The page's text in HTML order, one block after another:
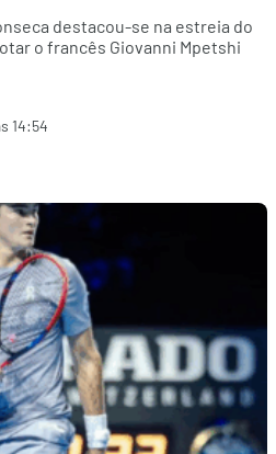
destacou-se na estreia do
o francês Giovanni Mpetshi
14:54